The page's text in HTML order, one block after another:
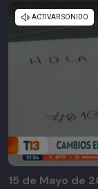
15 de Mayo de